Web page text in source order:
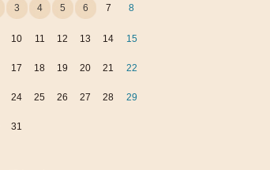
3 4 5 6 7 8
10 11 12 13 14 15
17 18 19 20 21 22
24 25 26 27 28 29
31